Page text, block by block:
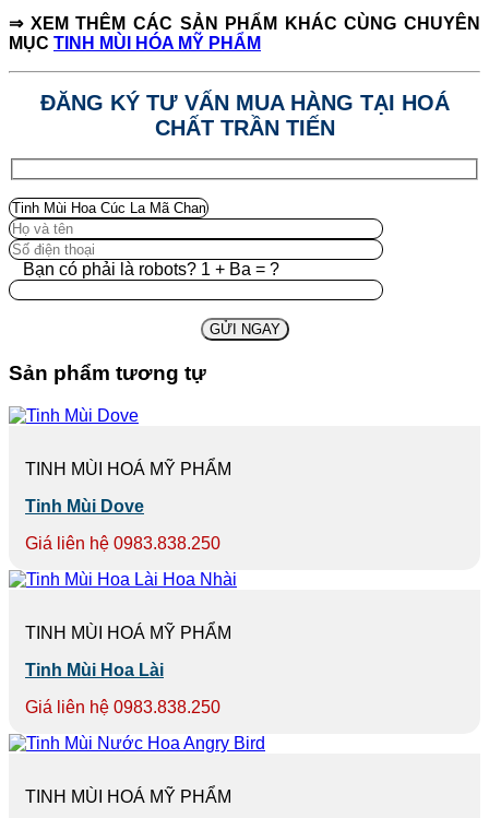
⇒ XEM THÊM CÁC SẢN PHẨM KHÁC CÙNG CHUYÊN
MỤC TINH MÙI HÓA MỸ PHẨM
ĐĂNG KÝ TƯ VẤN MUA HÀNG TẠI HOÁ
CHẤT TRẦN TIẾN
Bạn có phải là robots? 1 + Ba = ?
Sản phẩm tương tự
TINH MÙI HOÁ MỸ PHẨM
Tinh Mùi Dove
Giá liên hệ 0983.838.250
TINH MÙI HOÁ MỸ PHẨM
Tinh Mùi Hoa Lài
Giá liên hệ 0983.838.250
TINH MÙI HOÁ MỸ PHẨM